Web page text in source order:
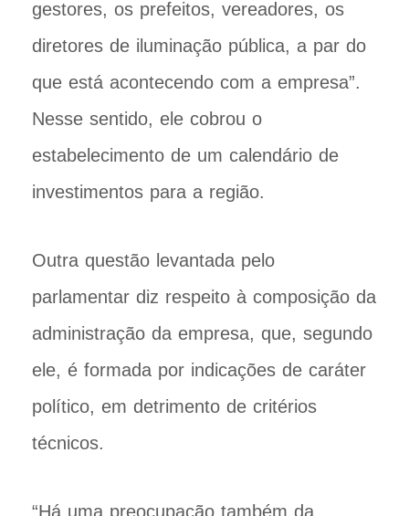
gestores, os prefeitos, vereadores, os
diretores de iluminação pública, a par do
que está acontecendo com a empresa”.
Nesse sentido, ele cobrou o
estabelecimento de um calendário de
investimentos para a região.
Outra questão levantada pelo
parlamentar diz respeito à composição da
administração da empresa, que, segundo
ele, é formada por indicações de caráter
político, em detrimento de critérios
técnicos.
“Há uma preocupação também da